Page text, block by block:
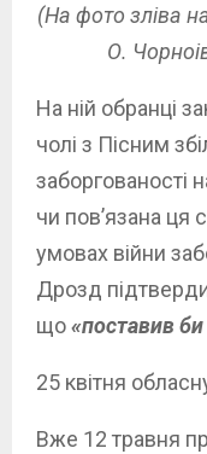
(На фото зліва
О.
На ній обранці
чолі з Пісним
заборгованості
чи пов’язана ця
умовах війни
Дрозд
що«поставив
25 квітня
Вже 12 травня